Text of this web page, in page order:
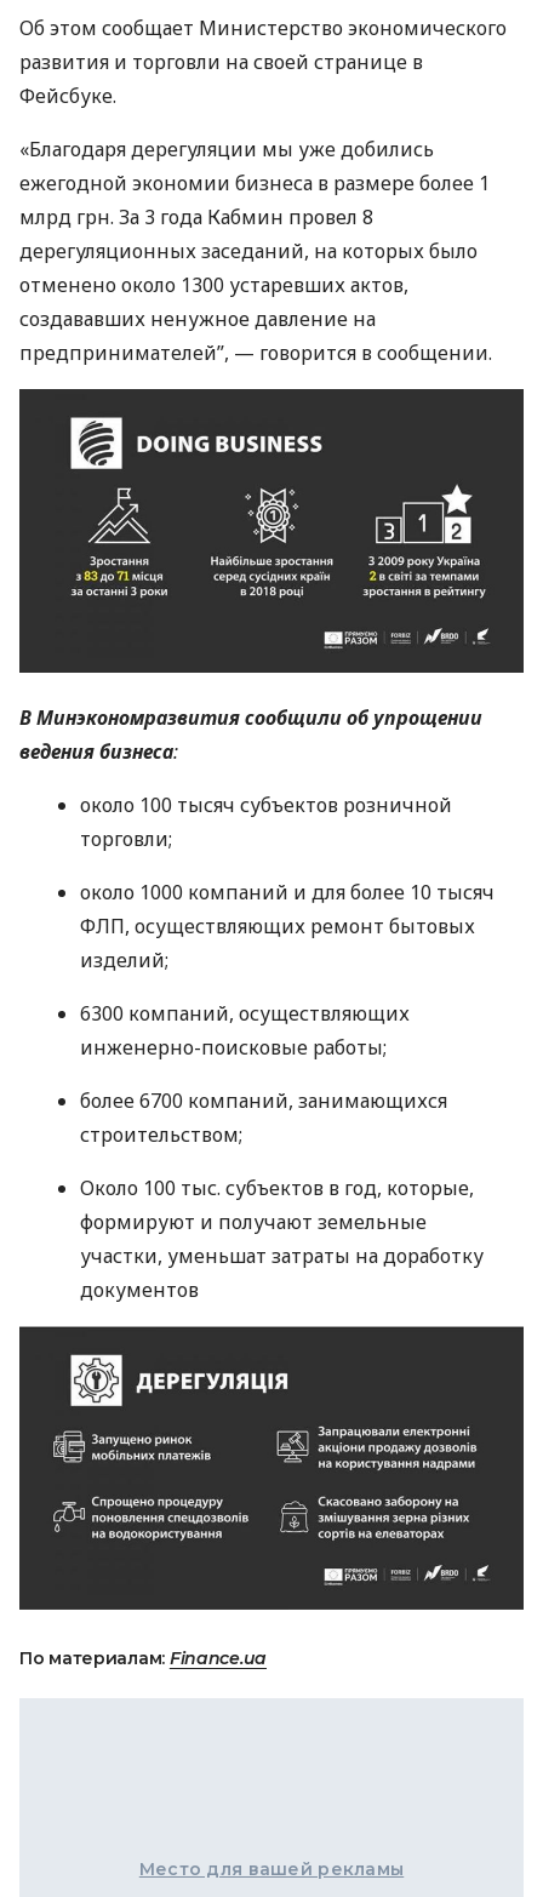
Об этом сообщает Министерство экономического
развития и торговли на своей странице в
Фейсбуке.
«Благодаря дерегуляции мы уже добились
ежегодной экономии бизнеса в размере более 1
млрд грн. За 3 года Кабмин провел 8
дерегуляционных заседаний, на которых было
отменено около 1300 устаревших актов,
создававших ненужное давление на
предпринимателей”, — говорится в сообщении.
В Минэкономразвития сообщили об упрощении
ведения бизнеса:
около 100 тысяч субъектов розничной
торговли;
около 1000 компаний и для более 10 тысяч
ФЛП, осуществляющих ремонт бытовых
изделий;
6300 компаний, осуществляющих
инженерно-поисковые работы;
более 6700 компаний, занимающихся
строительством;
Около 100 тыс. субъектов в год, которые,
формируют и получают земельные
участки, уменьшат затраты на доработку
документов
По материалам: Finance.ua
Место для вашей рекламы